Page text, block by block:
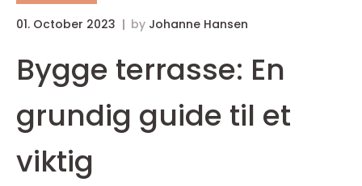
01. October 2023 by Johanne Hansen
Bygge terrasse: En
grundig guide til et
viktig